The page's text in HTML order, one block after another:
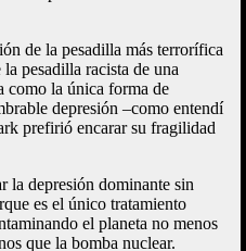
de la pesadilla más terrorífica
pesadilla racista de una
como la única forma de
depresión –como entendí
prefirió encarar su fragilidad
la depresión dominante sin
es el único tratamiento
el planeta no menos
que la bomba nuclear.